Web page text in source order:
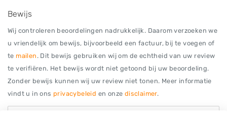
Bewijs
Wij controleren beoordelingen nadrukkelijk. Daarom verzoeken we
u vriendelijk om bewijs, bijvoorbeeld een factuur, bij te voegen of
te mailen . Dit bewijs gebruiken wij om de echtheid van uw review
te verifiëren. Het bewijs wordt niet getoond bij uw beoordeling.
Zonder bewijs kunnen wij uw review niet tonen. Meer informatie
vindt u in ons privacybeleid en onze disclaimer.